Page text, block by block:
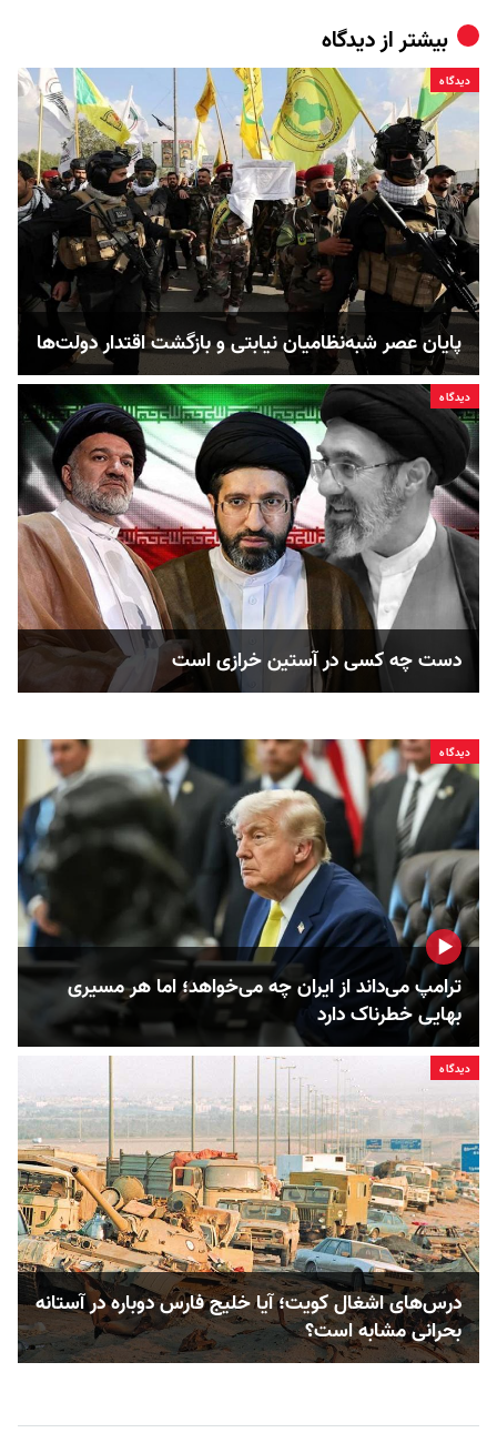
بیشتر ازدیدگاه
دیدگاه
پایان عصر شبه‌نظامیان نیابتی و بازگشت اقتدار دولت‌ها
دیدگاه
دست چه کسی در آستین خرازی است
دیدگاه
ترامپ می‌داند از ایران چه می‌خواهد؛ اما هر مسیری
بهایی خطرناک دارد
دیدگاه
درس‌های اشغال کویت؛ آیا خلیج فارس دوباره در آستانه
بحرانی مشابه است؟